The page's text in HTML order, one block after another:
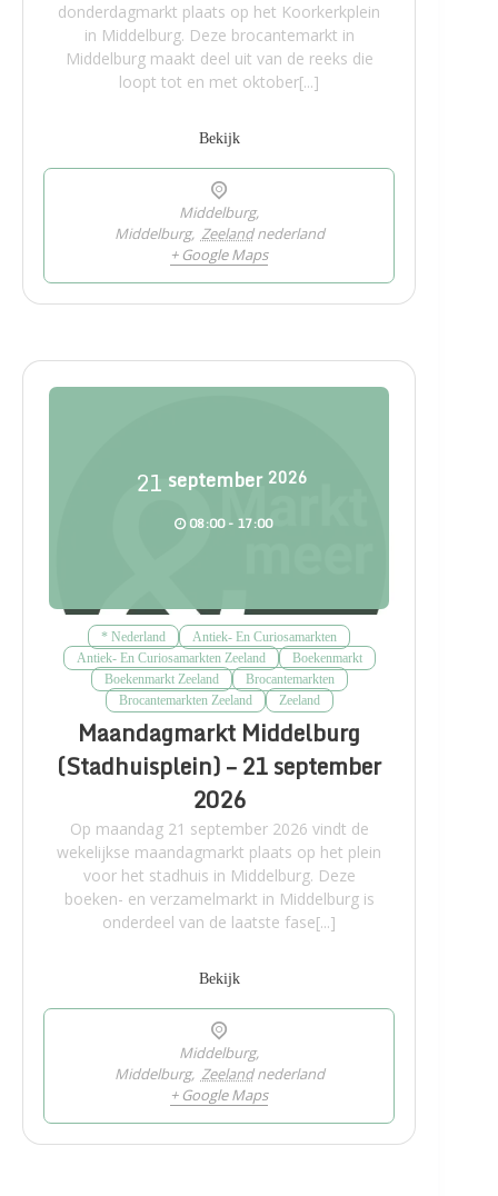
donderdagmarkt plaats op het Koorkerkplein
in Middelburg. Deze brocantemarkt in
Middelburg maakt deel uit van de reeks die
loopt tot en met oktober[...]
Bekijk
Middelburg,
Middelburg, Zeeland nederland
+ Google Maps
21 september 2026
08:00 - 17:00
* Nederland
Antiek- En Curiosamarkten
Antiek- En Curiosamarkten Zeeland
Boekenmarkt
Boekenmarkt Zeeland
Brocantemarkten
Brocantemarkten Zeeland
Zeeland
Maandagmarkt Middelburg
(Stadhuisplein) – 21 september
2026
Op maandag 21 september 2026 vindt de
wekelijkse maandagmarkt plaats op het plein
voor het stadhuis in Middelburg. Deze
boeken- en verzamelmarkt in Middelburg is
onderdeel van de laatste fase[...]
Bekijk
Middelburg,
Middelburg, Zeeland nederland
+ Google Maps